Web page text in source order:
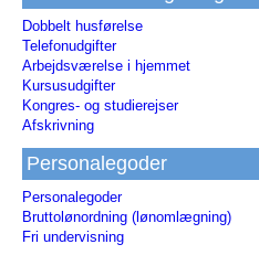
Dobbelt husførelse
Telefonudgifter
Arbejdsværelse i hjemmet
Kursusudgifter
Kongres- og studierejser
Afskrivning
Personalegoder
Personalegoder
Bruttolønordning (lønomlægning)
Fri undervisning